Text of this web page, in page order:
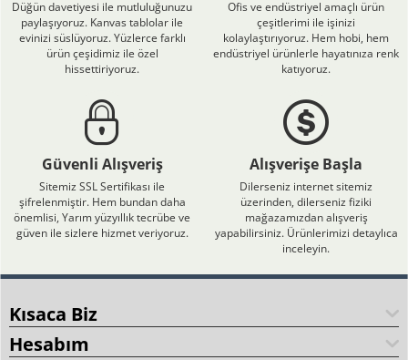
Düğün davetiyesi ile mutluluğunuzu
paylaşıyoruz. Kanvas tablolar ile
evinizi süslüyoruz. Yüzlerce farklı
ürün çeşidimiz ile özel
hissettiriyoruz.
Ofis ve endüstriyel amaçlı ürün
çeşitlerimi ile işinizi
kolaylaştırıyoruz. Hem hobi, hem
endüstriyel ürünlerle hayatınıza renk
katıyoruz.
Güvenli Alışveriş
Sitemiz SSL Sertifikası ile
şifrelenmiştir. Hem bundan daha
önemlisi, Yarım yüzyıllık tecrübe ve
güven ile sizlere hizmet veriyoruz.
Alışverişe Başla
Dilerseniz internet sitemiz
üzerinden, dilerseniz fiziki
mağazamızdan alışveriş
yapabilirsiniz. Ürünlerimizi detaylıca
inceleyin.
Kısaca Biz
Hesabım